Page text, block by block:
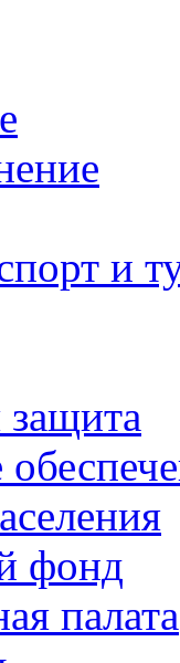
и
фонд
палата